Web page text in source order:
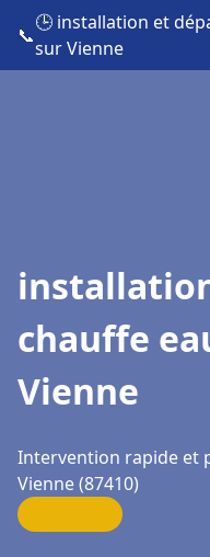
📞
🕒 installation et
sur Vienne
chauffe
Vienne
Intervention rapide et
Vienne (87410)